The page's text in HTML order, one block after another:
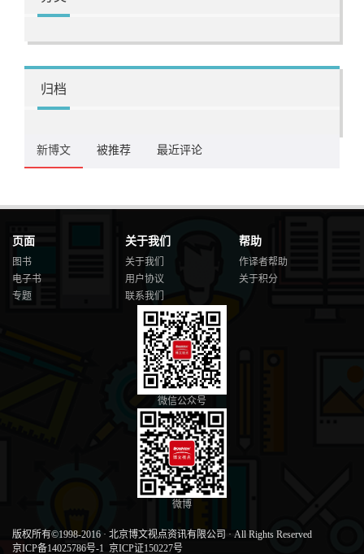
归档
新博文 被推荐 最近评论
页面
图书
电子书
专题
关于我们
关于我们
用户协议
联系我们
帮助
作译者帮助
关于积分
微信公众号
微博
版权所有©1998-2016 · 北京博文视点资讯有限公司 · All Rights Reserved
京ICP备14025786号-1 京ICP证150227号